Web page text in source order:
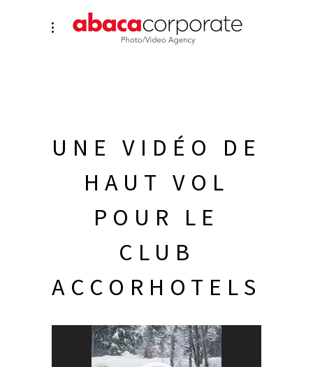
UNE VIDÉO DE
HAUT VOL
POUR LE
CLUB
ACCORHOTELS